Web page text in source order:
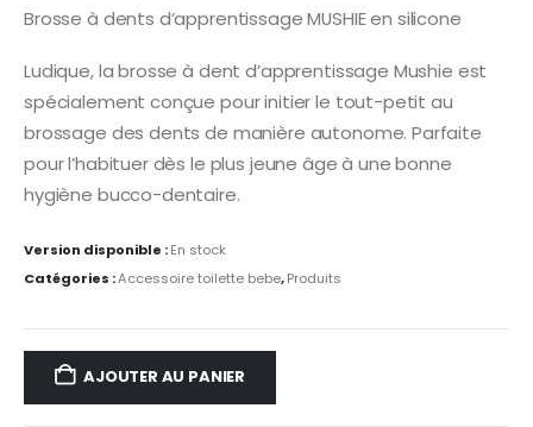
Brosse à dents d’apprentissage MUSHIE en silicone
Ludique, la brosse à dent d’apprentissage Mushie est
spécialement conçue pour initier le tout-petit au
brossage des dents de manière autonome. Parfaite
pour l’habituer dès le plus jeune âge à une bonne
hygiène bucco-dentaire.
Version disponible :En stock
Catégories :Accessoire toilette bebe,Produits
AJOUTER AU PANIER